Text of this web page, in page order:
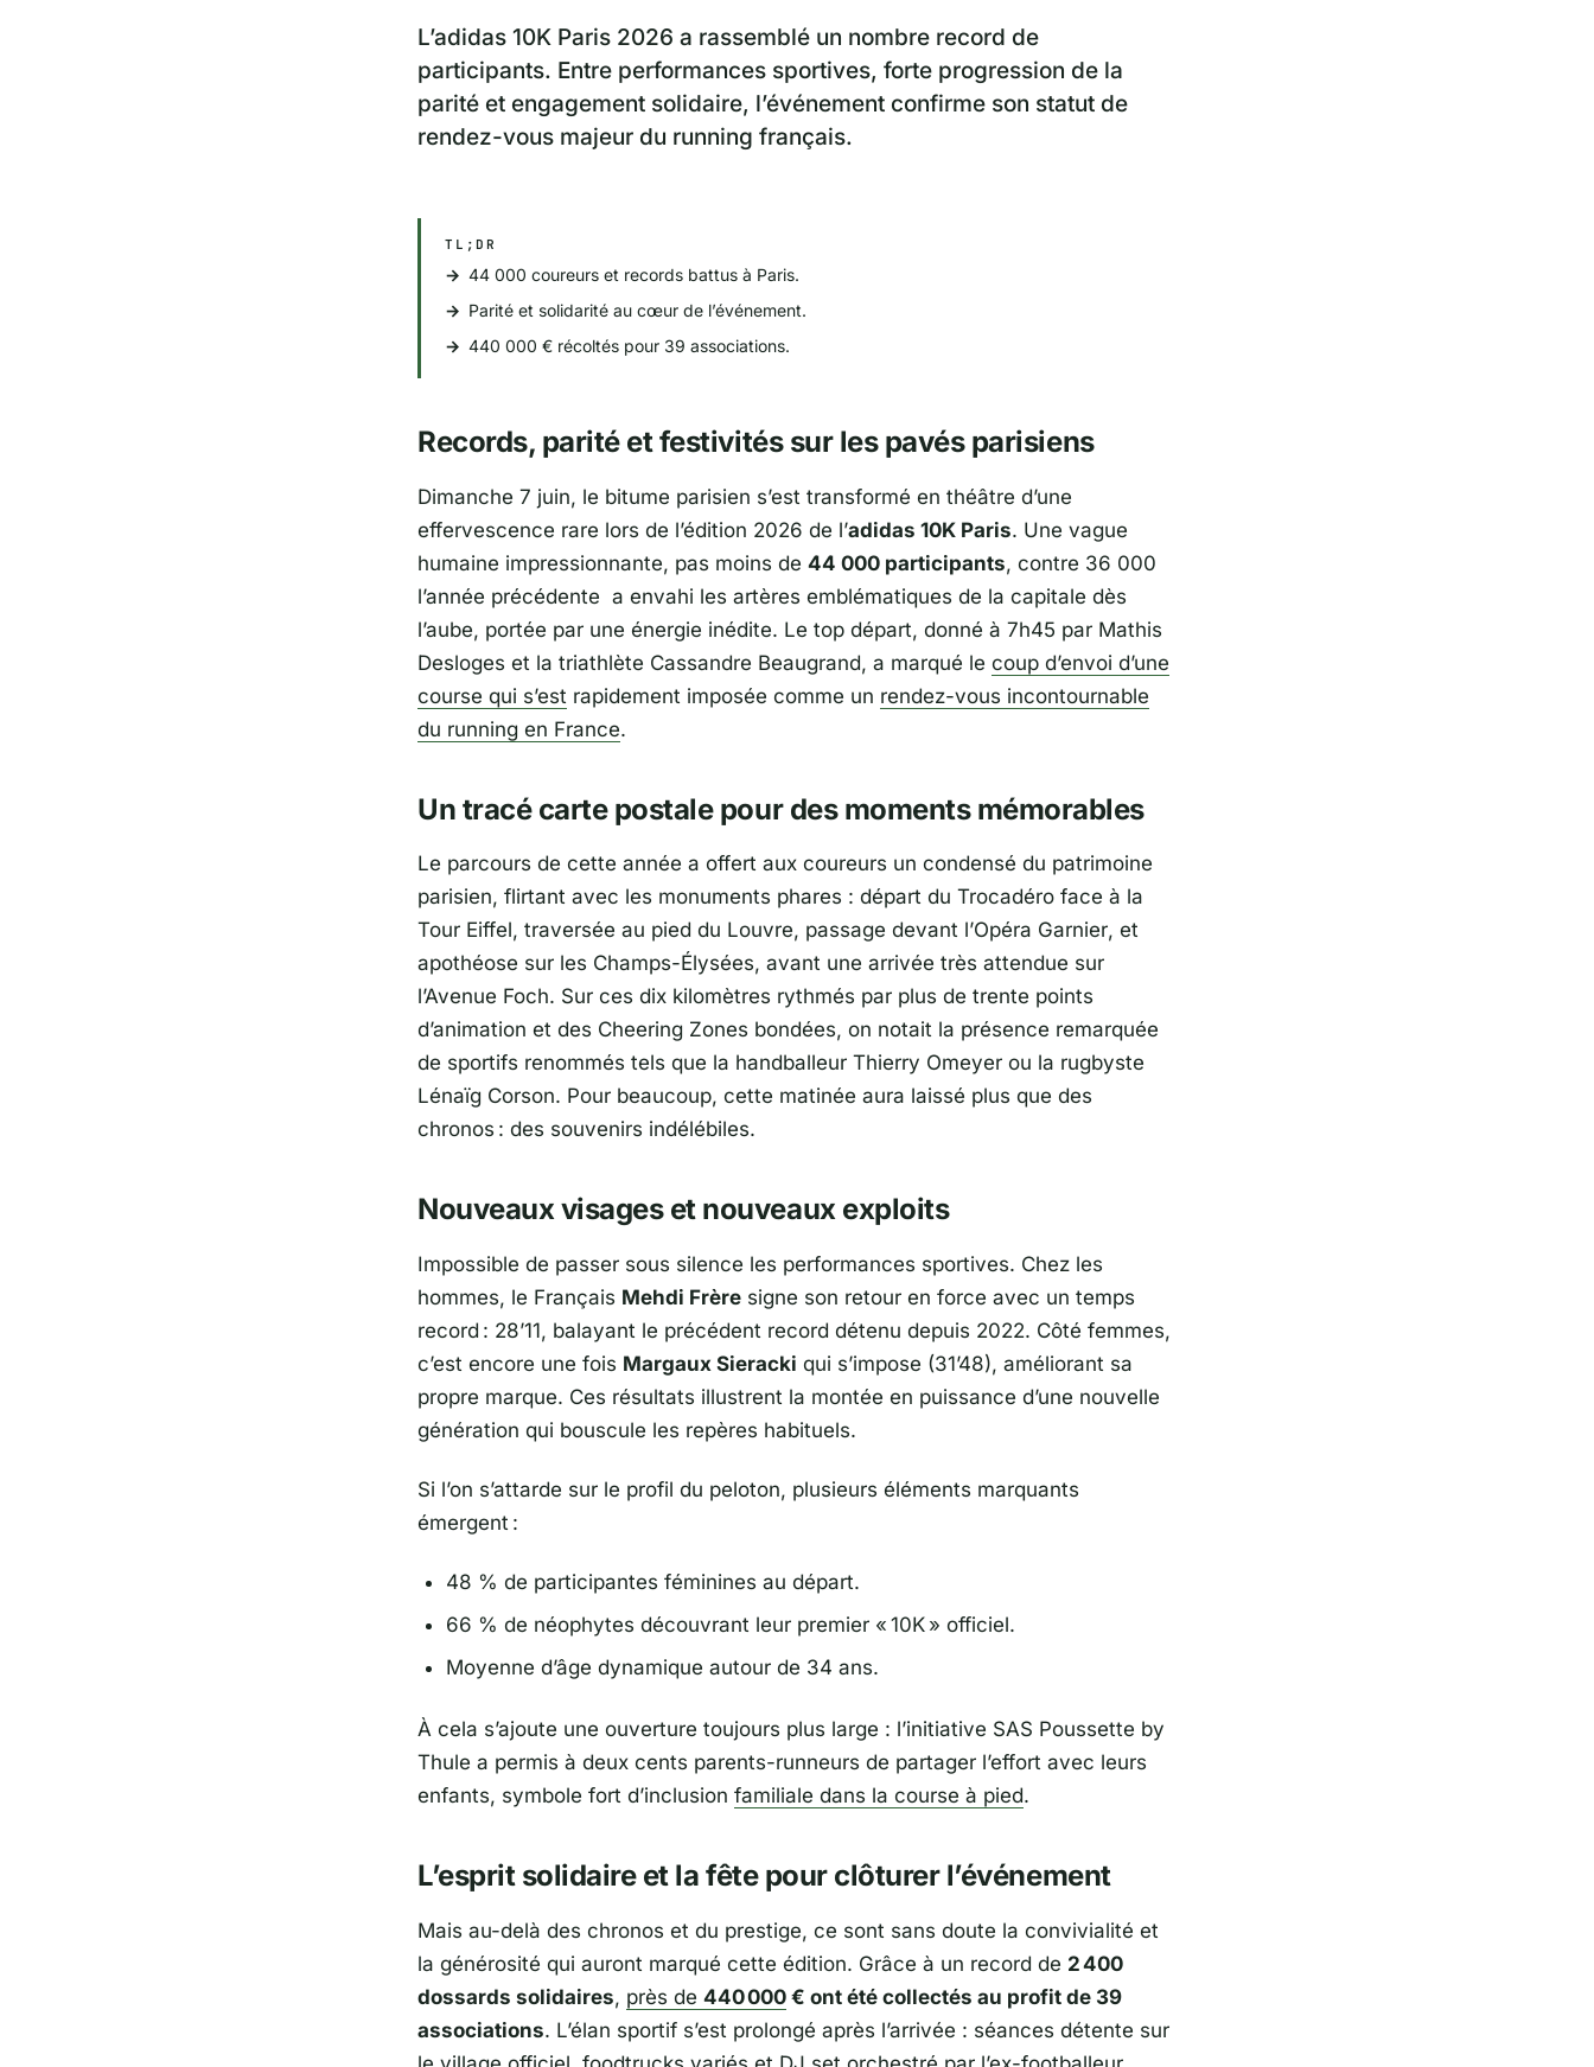
L’adidas 10K Paris 2026 a rassemblé un nombre record de
participants. Entre performances sportives, forte progression de la
parité et engagement solidaire, l’événement confirme son statut de
rendez-vous majeur du running français.
TL;DR
44 000 coureurs et records battus à Paris.
Parité et solidarité au cœur de l’événement.
440 000 € récoltés pour 39 associations.
Records, parité et festivités sur les pavés parisiens
Dimanche 7 juin, le bitume parisien s’est transformé en théâtre d’une
effervescence rare lors de l’édition 2026 de l’adidas 10K Paris. Une vague
humaine impressionnante, pas moins de 44 000 participants, contre 36 000
l’année précédente a envahi les artères emblématiques de la capitale dès
l’aube, portée par une énergie inédite. Le top départ, donné à 7h45 par Mathis
Desloges et la triathlète Cassandre Beaugrand, a marqué le coup d’envoi d’une
course qui s’est rapidement imposée comme un rendez-vous incontournable
du running en France.
Un tracé carte postale pour des moments mémorables
Le parcours de cette année a offert aux coureurs un condensé du patrimoine
parisien, flirtant avec les monuments phares : départ du Trocadéro face à la
Tour Eiffel, traversée au pied du Louvre, passage devant l’Opéra Garnier, et
apothéose sur les Champs-Élysées, avant une arrivée très attendue sur
l’Avenue Foch. Sur ces dix kilomètres rythmés par plus de trente points
d’animation et des Cheering Zones bondées, on notait la présence remarquée
de sportifs renommés tels que la handballeur Thierry Omeyer ou la rugbyste
Lénaïg Corson. Pour beaucoup, cette matinée aura laissé plus que des
chronos : des souvenirs indélébiles.
Nouveaux visages et nouveaux exploits
Impossible de passer sous silence les performances sportives. Chez les
hommes, le Français Mehdi Frère signe son retour en force avec un temps
record : 28’11, balayant le précédent record détenu depuis 2022. Côté femmes,
c’est encore une fois Margaux Sieracki qui s’impose (31’48), améliorant sa
propre marque. Ces résultats illustrent la montée en puissance d’une nouvelle
génération qui bouscule les repères habituels.
Si l’on s’attarde sur le profil du peloton, plusieurs éléments marquants
émergent :
48 % de participantes féminines au départ.
66 % de néophytes découvrant leur premier « 10K » officiel.
Moyenne d’âge dynamique autour de 34 ans.
À cela s’ajoute une ouverture toujours plus large : l’initiative SAS Poussette by
Thule a permis à deux cents parents-runneurs de partager l’effort avec leurs
enfants, symbole fort d’inclusion familiale dans la course à pied.
L’esprit solidaire et la fête pour clôturer l’événement
Mais au-delà des chronos et du prestige, ce sont sans doute la convivialité et
la générosité qui auront marqué cette édition. Grâce à un record de 2 400
dossards solidaires, près de 440 000 € ont été collectés au profit de 39
associations. L’élan sportif s’est prolongé après l’arrivée : séances détente sur